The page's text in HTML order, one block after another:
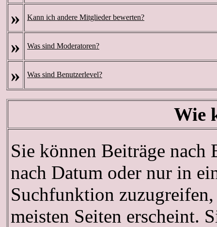
» Kann ich andere Mitglieder bewerten?
» Was sind Moderatoren?
» Was sind Benutzerlevel?
Wie
Sie können Beiträge
nach Datum oder nur in
Suchfunktion
meisten Seiten erscheint.